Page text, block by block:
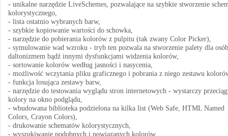
- unikalne narzędzie LiveSchemes, pozwalające na szybkie stworzenie
kolorystycznego,
- lista ostatnio wybranych barw,
- szybkie kopiowanie wartości do schowka,
- narzędzie do pobierania kolorów z pulpitu (tak zwany Color Picker),
- symulowanie wad wzroku - tryb ten pozwala na stworzenie palety dla
daltonizmem bądź innymi dysfunkcjami widzenia kolorów,
- sortowanie kolorów według jasności i nasycenia,
- możliwość wczytania pliku graficznego i pobrania z niego zestawu
- funkcja losująca zestawy barw,
- narzędzie do testowania wyglądu stron internetowych - wystarczy
kolory na okno podglądu,
- wbudowana biblioteka podzielona na kilka list (Web Safe, HTML Named
Colors, Crayon Colors),
- drukowanie schematów kolorystycznych,
- wyszukiwanie podobnych i powiązanych kolorów,